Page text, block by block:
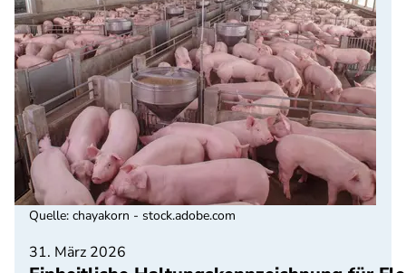
31. März 2026
Quelle: chayakorn - stock.adobe.com